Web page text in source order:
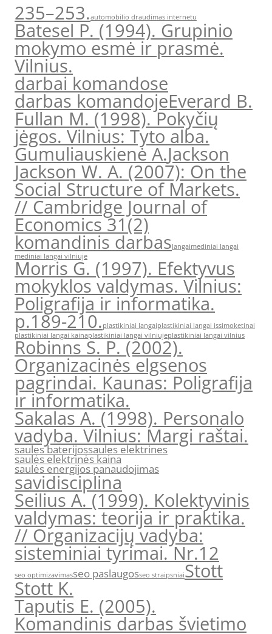
235–253.automobilio draudimas internetu
Batesel P. (1994). Grupinio
mokymo esmė ir prasmė.
Vilnius.
darbai komandose
darbas komandojeEverard B.
Fullan M. (1998). Pokyčių
jėgos. Vilnius: Tyto alba.
Gumuliauskienė A.Jackson
Jackson W. A. (2007): On the
Social Structure of Markets.
// Cambridge Journal of
Economics 31(2)
komandinis darbaslangaimediniai langai
mediniai langai vilniuje
Morris G. (1997). Efektyvus
mokyklos valdymas. Vilnius:
Poligrafija ir informatika.
p.189-210. plastikiniai langaiplastikiniai langai issimoketinai
plastikiniai langai kainaplastikiniai langai vilniujeplastikiniai langai vilnius
Robinns S. P. (2002).
Organizacinės elgsenos
pagrindai. Kaunas: Poligrafija
ir informatika.
Sakalas A. (1998). Personalo
vadyba. Vilnius: Margi raštai.
saules baterijossaules elektrines
saulės elektrinės kaina
saulės energijos panaudojimas
savidisciplina
Seilius A. (1999). Kolektyvinis
valdymas: teorija ir praktika.
// Organizacijų vadyba:
sisteminiai tyrimai. Nr.12
seo optimizavimasseo paslaugosseo straipsniaiStott
Stott K.
Taputis E. (2005).
Komandinis darbas švietimo